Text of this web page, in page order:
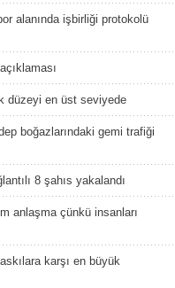
alanında işbirliği protokolü
düzeyi en üst seviyede
boğazlarındaki gemi trafiği
8 şahıs yakalandı
anlaşma çünkü insanları
karşı en büyük